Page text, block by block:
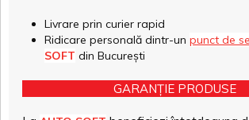
Livrare prin curier rapid
Ridicare personală dintr-un punct de
SOFT din București
GARANȚIE PRODUSE